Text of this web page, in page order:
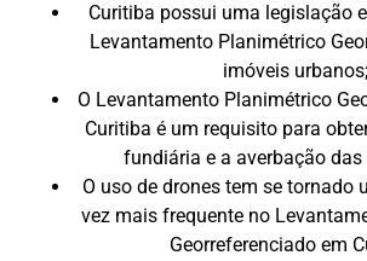
Curitiba possui uma legislação
Levantamento Planimétrico
imóveis urbanos;
O Levantamento Planimétrico
Curitiba é um requisito para
fundiária e a averbação das
O uso de drones tem se tornado
vez mais frequente no
Georreferenciado em